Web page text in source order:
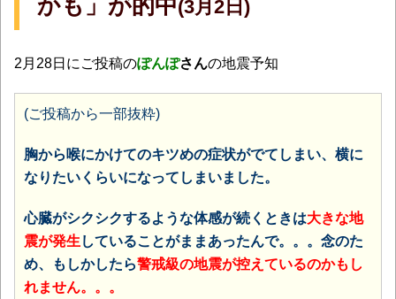
かも」が的中(3月2日)
2月28日にご投稿のぽんぽさんの地震予知
(ご投稿から一部抜粋)
胸から喉にかけてのキツめの症状がでてしまい、横に
なりたいくらいになってしまいました。
心臓がシクシクするような体感が続くときは大きな地
震が発生 していることがままあったんで。。。念のた
め、もしかしたら警戒級の地震が控えているのかもし
れません。。。